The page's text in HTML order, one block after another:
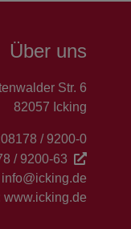
Über uns
Str. 6
82057 Icking
08178 / 9200-0
/ 9200-63
info@icking.de
www.icking.de